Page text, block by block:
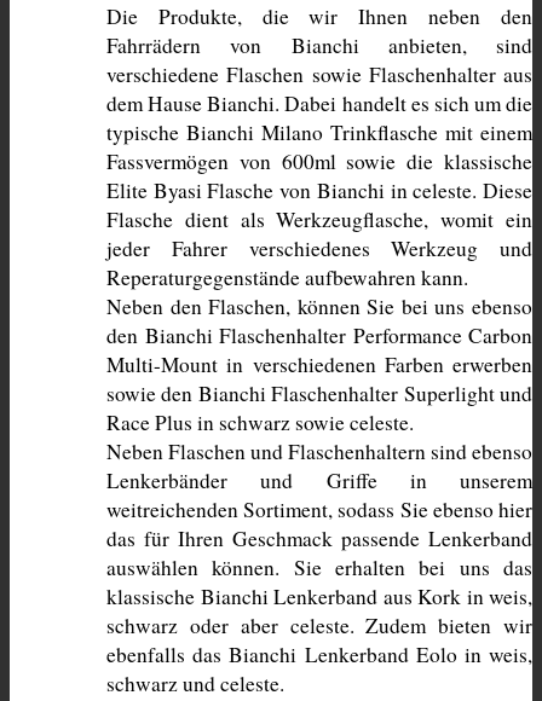
Die Produkte, die wir Ihnen neben den
Fahrrädern von Bianchi anbieten, sind
verschiedene Flaschen sowie Flaschenhalter aus
dem Hause Bianchi. Dabei handelt es sich um die
typische Bianchi Milano Trinkflasche mit einem
Fassvermögen von 600ml sowie die klassische
Elite Byasi Flasche von Bianchi in celeste. Diese
Flasche dient als Werkzeugflasche, womit ein
jeder Fahrer verschiedenes Werkzeug und
Reperaturgegenstände aufbewahren kann.
Neben den Flaschen, können Sie bei uns ebenso
den Bianchi Flaschenhalter Performance Carbon
Multi-Mount in verschiedenen Farben erwerben
sowie den Bianchi Flaschenhalter Superlight und
Race Plus in schwarz sowie celeste.
Neben Flaschen und Flaschenhaltern sind ebenso
Lenkerbänder und Griffe in unserem
weitreichenden Sortiment, sodass Sie ebenso hier
das für Ihren Geschmack passende Lenkerband
auswählen können. Sie erhalten bei uns das
klassische Bianchi Lenkerband aus Kork in weis,
schwarz oder aber celeste. Zudem bieten wir
ebenfalls das Bianchi Lenkerband Eolo in weis,
schwarz und celeste.